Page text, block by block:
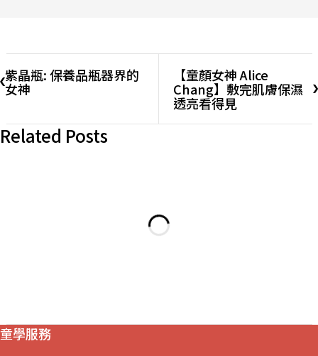
紫晶瓶: 保養品瓶器界的
女神
【童顏女神 Alice
Chang】敷完肌膚保濕
透亮看得見
Related Posts
童學服務